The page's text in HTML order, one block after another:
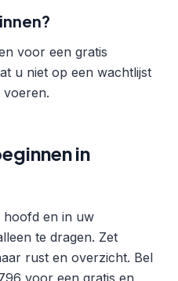
voor een gratis
u niet op een wachtlijst
voeren.
in
hoofd en in uw
te dragen. Zet
rust en overzicht. Bel
voor een gratis en